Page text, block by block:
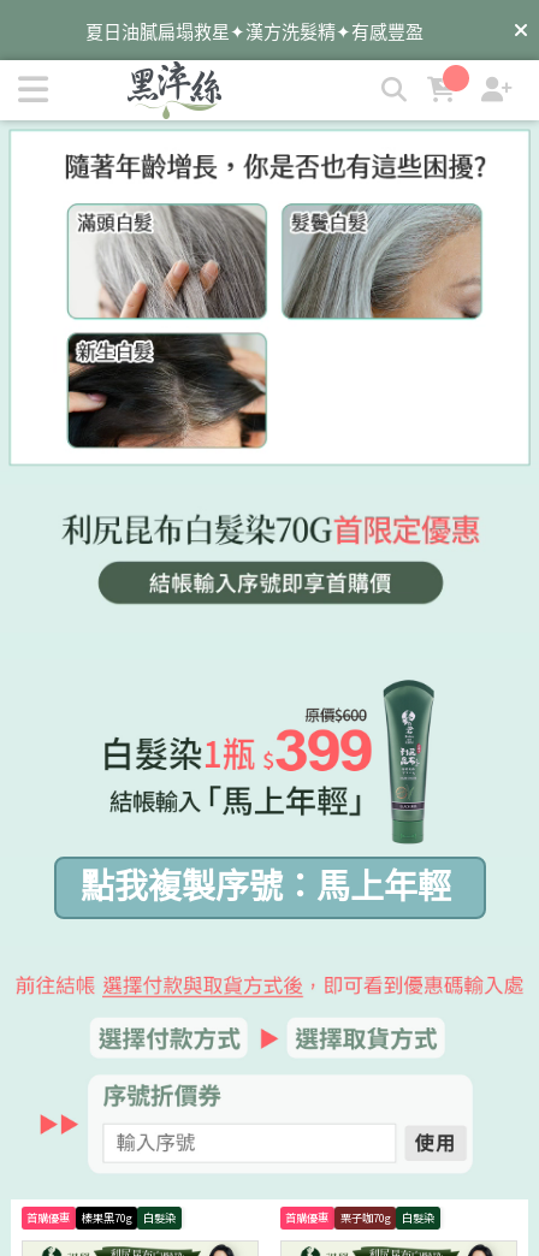
夏日油膩扁塌救星✦漢方洗髮精✦有感豐盈
遠離油癢雪花✦蜂膠洗髮精✦淨化平衡
✦染後護色必備✦墨之君海藻胜肽洗髮精
暑假旅遊去✦外出自備✦洗護梳旅行組
點我複製序號：馬上年輕
首購優惠 榛果黑70g 白髮染 首購優惠 栗子咖70g 白髮染